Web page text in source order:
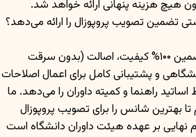
هیچ هزینه پنهانی ارائه خواهد شد.
تضمین تصویب پروپوزال را ارائه می‌دهد؟
* **پاسخ:** موسسه ما تضمین ۱۰۰% کیفیت، اصالت (بدون سرقت
و پشتیبانی کامل برای اعمال اصلاحات
راهنما و کمیته داوران را می‌دهد. ما
بهترین شانس را برای تصویب پروپوزال
نهایی بر عهده هیئت داوران دانشگاه است